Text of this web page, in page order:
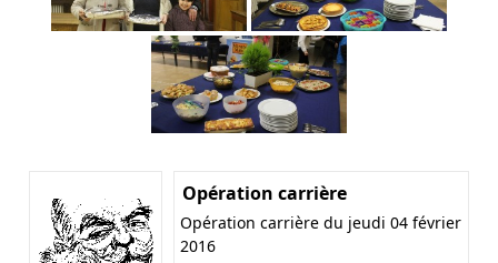
Opération carrière
Opération carrière du jeudi 04 février
2016